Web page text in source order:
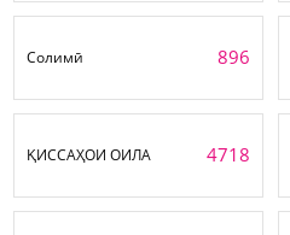
Солимӣ 896
ҚИССАҲОИ ОИЛА 4718